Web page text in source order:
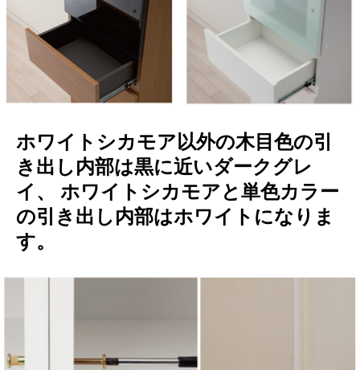
ホワイトシカモア以外の木目色の引
き出し内部は黒に近いダークグレ
イ、 ホワイトシカモアと単色カラー
の引き出し内部はホワイトになりま
す。